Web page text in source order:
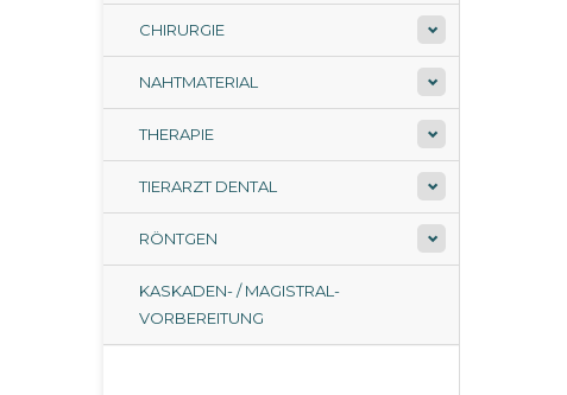
CHIRURGIE
NAHTMATERIAL
THERAPIE
TIERARZT DENTAL
RÖNTGEN
KASKADEN- / MAGISTRAL-
VORBEREITUNG